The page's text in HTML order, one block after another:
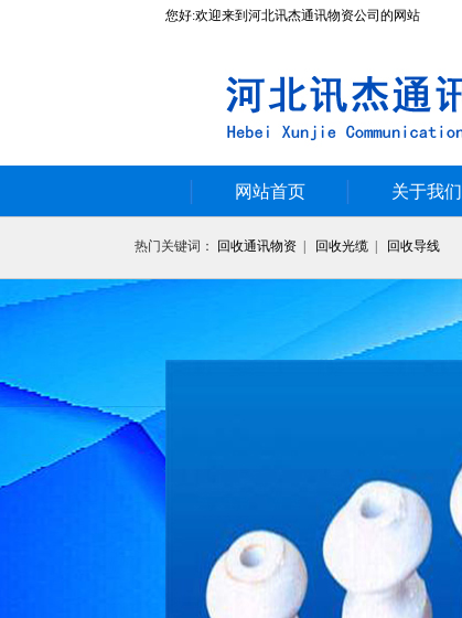
您好:欢迎来到河北讯杰通讯物资公司的网站
网站首页 关于我们
热门关键词： 回收通讯物资 回收光缆 回收导线